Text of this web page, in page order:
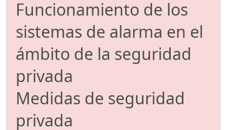
Funcionamiento de los
sistemas de alarma en el
ámbito de la seguridad
privada
Medidas de seguridad
privada